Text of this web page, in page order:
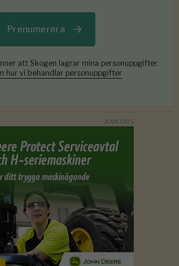
Prenumerera
att Skogen lagrar mina personuppgifter.
hur vi behandlar personuppgifter